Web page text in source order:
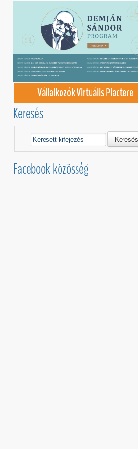
Vállalkozók Virtuális Piactere
Keresés
Keresés
Facebook közösség